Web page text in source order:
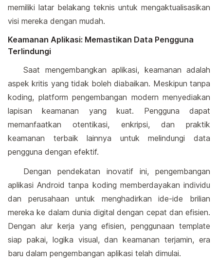
memiliki latar belakang teknis untuk mengaktualisasikan
visi mereka dengan mudah.
Keamanan Aplikasi: Memastikan Data Pengguna
Terlindungi
Saat mengembangkan aplikasi, keamanan adalah
aspek kritis yang tidak boleh diabaikan. Meskipun tanpa
koding, platform pengembangan modern menyediakan
lapisan keamanan yang kuat. Pengguna dapat
memanfaatkan otentikasi, enkripsi, dan praktik
keamanan terbaik lainnya untuk melindungi data
pengguna dengan efektif.
Dengan pendekatan inovatif ini, pengembangan
aplikasi Android tanpa koding memberdayakan individu
dan perusahaan untuk menghadirkan ide-ide brilian
mereka ke dalam dunia digital dengan cepat dan efisien.
Dengan alur kerja yang efisien, penggunaan template
siap pakai, logika visual, dan keamanan terjamin, era
baru dalam pengembangan aplikasi telah dimulai.